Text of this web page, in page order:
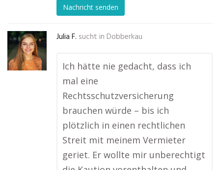
Nachricht senden
Julia F. sucht in Dobberkau
Ich hätte nie gedacht, dass ich
mal eine
Rechtsschutzversicherung
brauchen würde – bis ich
plötzlich in einen rechtlichen
Streit mit meinem Vermieter
geriet. Er wollte mir unberechtigt